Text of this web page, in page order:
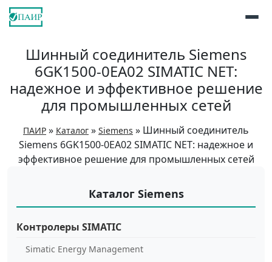
Шинный соединитель Siemens
6GK1500-0EA02 SIMATIC NET:
надежное и эффективное решение
для промышленных сетей
ПАИР » Каталог » Siemens » Шинный соединитель
Siemens 6GK1500-0EA02 SIMATIC NET: надежное и
эффективное решение для промышленных сетей
Каталог Siemens
Контролеры SIMATIC
Simatic Energy Management